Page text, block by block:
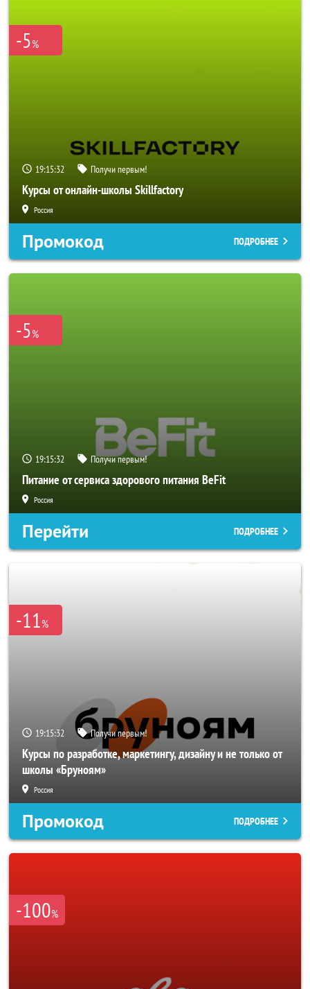
-5%
19:15:29 Получи первым!
Курсы от онлайн-школы Skillfactory
Россия
Промокод ПОДРОБНЕЕ
-5%
19:15:29 Получи первым!
Питание от сервиса здорового питания BeFit
Россия
Перейти ПОДРОБНЕЕ
-11%
19:15:29 Получи первым!
Курсы по разработке, маркетингу, дизайну и не только от
школы «Бруноям»
Россия
Промокод ПОДРОБНЕЕ
-100%